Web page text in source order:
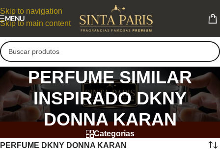
Skip to navigation
Skip to main content
MENU
PERFUME SIMILAR
INSPIRADO DKNY
DONNA KARAN
Categorias
PERFUME DKNY DONNA KARAN